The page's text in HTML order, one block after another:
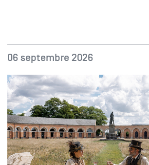
06 septembre 2026